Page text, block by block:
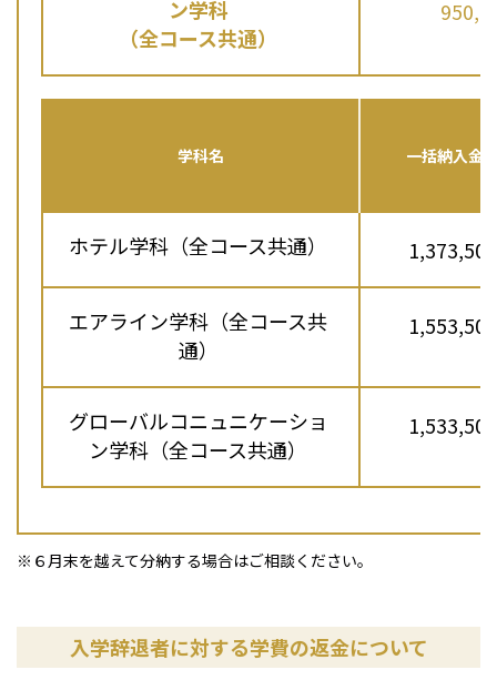
ン学科
（全コース共通）
学科名 一括納入金
ホテル学科（全コース共通） 1,373,500
エアライン学科（全コース共
通）
1,553,500
グローバルコニュニケーショ
ン学科（全コース共通）
1,533,500
※６月末を越えて分納する場合はご相談ください。
入学辞退者に対する学費の返金について